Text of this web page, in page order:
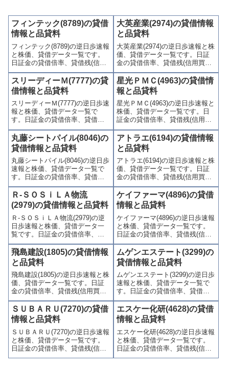
フィンテック(8789)の貸借
情報と品貸料
フィンテック(8789)の逆日歩速報
と株価、貸借データ一覧です。
日証金の貸借倍率、貸借残(信用
買残、信用売残)、品貸料(逆日
歩)、東証の週末残高、規制(注意
喚起・申込停止)など、空売り関
連情報を集計し、図解でわかり
やすくまとめて掲載していま
す。
大英産業(2974)の貸借情報
と品貸料
大英産業(2974)の逆日歩速報と株
価、貸借データ一覧です。日証
金の貸借倍率、貸借残(信用買
残、信用売残)、品貸料(逆日
歩)、東証の週末残高、規制(注意
喚起・申込停止)など、空売り関
連情報を集計し、図解でわかり
やすくまとめて掲載していま
す。
スリーディーＭ(7777)の貸
借情報と品貸料
スリーディーＭ(7777)の逆日歩速
報と株価、貸借データ一覧で
す。日証金の貸借倍率、貸借残
(信用買残、信用売残)、品貸料
(逆日歩)、東証の週末残高、規制
(注意喚起・申込停止)など、空売
り関連情報を集計し、図解でわ
かりやすくまとめて掲載してい
ます。
星光ＰＭＣ(4963)の貸借情
報と品貸料
星光ＰＭＣ(4963)の逆日歩速報と
株価、貸借データ一覧です。日
証金の貸借倍率、貸借残(信用買
残、信用売残)、品貸料(逆日
歩)、東証の週末残高、規制(注意
喚起・申込停止)など、空売り関
連情報を集計し、図解でわかり
やすくまとめて掲載していま
す。
丸藤シートパイル(8046)の
貸借情報と品貸料
丸藤シートパイル(8046)の逆日歩
速報と株価、貸借データ一覧で
す。日証金の貸借倍率、貸借残
(信用買残、信用売残)、品貸料
(逆日歩)、東証の週末残高、規制
(注意喚起・申込停止)など、空売
り関連情報を集計し、図解でわ
かりやすくまとめて掲載してい
ます。
アトラエ(6194)の貸借情報
と品貸料
アトラエ(6194)の逆日歩速報と株
価、貸借データ一覧です。日証
金の貸借倍率、貸借残(信用買
残、信用売残)、品貸料(逆日
歩)、東証の週末残高、規制(注意
喚起・申込停止)など、空売り関
連情報を集計し、図解でわかり
やすくまとめて掲載していま
す。
Ｒ-ＳＯＳｉＬＡ物流
(2979)の貸借情報と品貸料
Ｒ-ＳＯＳｉＬＡ物流(2979)の逆
日歩速報と株価、貸借データ一
覧です。日証金の貸借倍率、貸
借残(信用買残、信用売残)、品貸
料(逆日歩)、東証の週末残高、規
制(注意喚起・申込停止)など、空
売り関連情報を集計し、図解で
わかりやすくまとめて掲載して
います。
ケイファーマ(4896)の貸借
情報と品貸料
ケイファーマ(4896)の逆日歩速報
と株価、貸借データ一覧です。
日証金の貸借倍率、貸借残(信用
買残、信用売残)、品貸料(逆日
歩)、東証の週末残高、規制(注意
喚起・申込停止)など、空売り関
連情報を集計し、図解でわかり
やすくまとめて掲載していま
す。
飛島建設(1805)の貸借情報
と品貸料
飛島建設(1805)の逆日歩速報と株
価、貸借データ一覧です。日証
金の貸借倍率、貸借残(信用買
残、信用売残)、品貸料(逆日
歩)、東証の週末残高、規制(注意
喚起・申込停止)など、空売り関
連情報を集計し、図解でわかり
やすくまとめて掲載していま
す。
ムゲンエステート(3299)の
貸借情報と品貸料
ムゲンエステート(3299)の逆日歩
速報と株価、貸借データ一覧で
す。日証金の貸借倍率、貸借残
(信用買残、信用売残)、品貸料
(逆日歩)、東証の週末残高、規制
(注意喚起・申込停止)など、空売
り関連情報を集計し、図解でわ
かりやすくまとめて掲載してい
ます。
ＳＵＢＡＲＵ(7270)の貸借
情報と品貸料
ＳＵＢＡＲＵ(7270)の逆日歩速報
と株価、貸借データ一覧です。
日証金の貸借倍率、貸借残(信用
買残、信用売残)、品貸料(逆日
エスケー化研(4628)の貸借
情報と品貸料
エスケー化研(4628)の逆日歩速報
と株価、貸借データ一覧です。
日証金の貸借倍率、貸借残(信用
買残、信用売残)、品貸料(逆日